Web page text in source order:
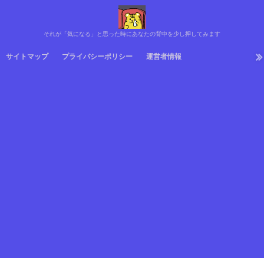
それが「気になる」と思った時にあなたの背中を少し押してみます
サイトマップ プライバシーポリシー 運営者情報